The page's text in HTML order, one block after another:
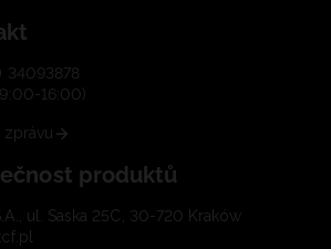
34093878
16:00)
zprávu
produktů
ul. Saska 25C, 30-720 Kraków